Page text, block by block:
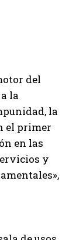
del
la
la
el primer
en las
y